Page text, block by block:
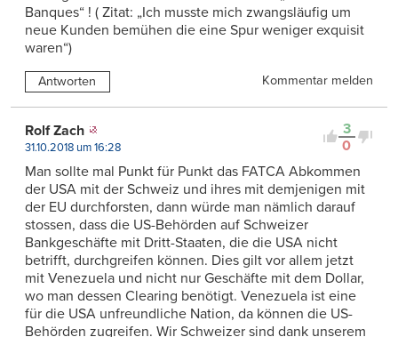
Banques“ ! ( Zitat: „Ich musste mich zwangsläufig um
neue Kunden bemühen die eine Spur weniger exquisit
waren“)
Antworten Kommentar melden
3
0
Rolf Zach
31.10.2018 um 16:28
Man sollte mal Punkt für Punkt das FATCA Abkommen
der USA mit der Schweiz und ihres mit demjenigen mit
der EU durchforsten, dann würde man nämlich darauf
stossen, dass die US-Behörden auf Schweizer
Bankgeschäfte mit Dritt-Staaten, die die USA nicht
betrifft, durchgreifen können. Dies gilt vor allem jetzt
mit Venezuela und nicht nur Geschäfte mit dem Dollar,
wo man dessen Clearing benötigt. Venezuela ist eine
für die USA unfreundliche Nation, da können die US-
Behörden zugreifen. Wir Schweizer sind dank unserem